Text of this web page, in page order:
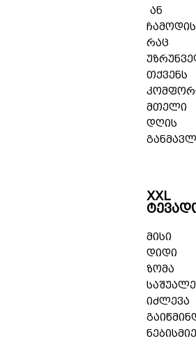
ან
რაც
თქვენს
მთელი
დღის
XXL
მისი
დიდი
ზომა
იძლევა